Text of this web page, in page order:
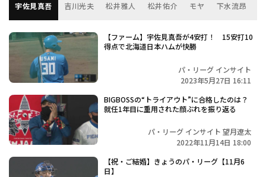
宇佐見真吾 吉川光夫 松井雅人 松井佑介 モヤ 下水流昂
【ファーム】宇佐見真吾が4安打！ 15安打10
得点で北海道日本ハムが快勝
パ・リーグ インサイト
2023年5月27日 16:11
BIGBOSSの“トライアウト”に合格したのは？
就任1年目に重用された顔ぶれを振り返る
パ・リーグ インサイト 望月遼太
2022年11月14日 18:00
【祝・ご結婚】きょうのパ・リーグ【11月6
日】